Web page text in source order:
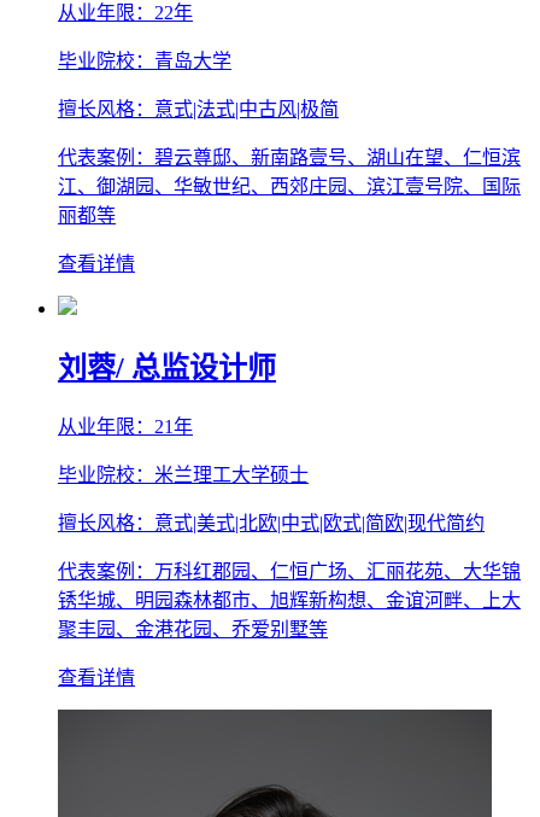
从业年限：22年
毕业院校：青岛大学
擅长风格：意式|法式|中古风|极简
代表案例：碧云尊邸、新南路壹号、湖山在望、仁恒滨
江、御湖园、华敏世纪、西郊庄园、滨江壹号院、国际
丽都等
查看详情
刘蓉/ 总监设计师
从业年限：21年
毕业院校：米兰理工大学硕士
擅长风格：意式|美式|北欧|中式|欧式|简欧|现代简约
代表案例：万科红郡园、仁恒广场、汇丽花苑、大华锦
锈华城、明园森林都市、旭辉新构想、金谊河畔、上大
聚丰园、金港花园、乔爱别墅等
查看详情